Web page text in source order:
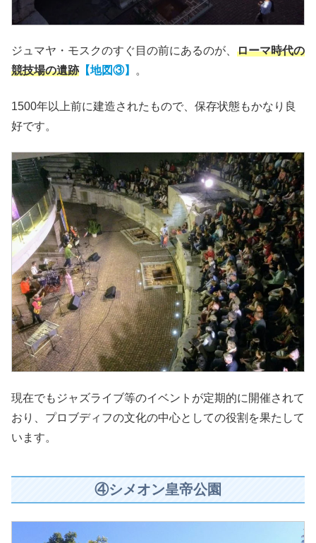
ジュマヤ・モスクのすぐ目の前にあるのが、 ローマ時代の
競技場の遺跡【地図③】 。
1500年以上前に建造されたもので、保存状態もかなり良
好です。
現在でもジャズライブ等のイベントが定期的に開催されて
おり、プロブディフの文化の中心としての役割を果たして
います。
④シメオン皇帝公園